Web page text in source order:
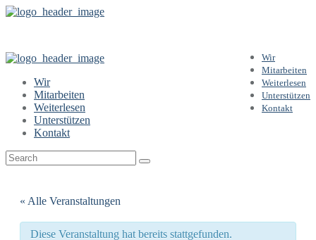
Wir
Mitarbeiten
Weiterlesen
Unterstützen
Kontakt
Wir
Mitarbeiten
Weiterlesen
Unterstützen
Kontakt
« Alle Veranstaltungen
Diese Veranstaltung hat bereits stattgefunden.